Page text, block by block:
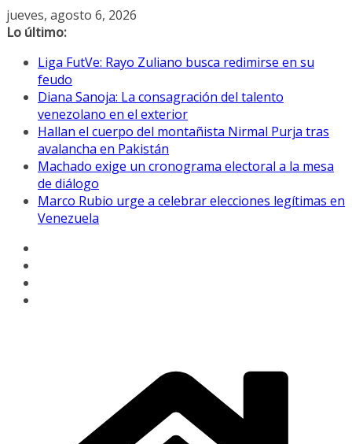
Saltar
al
jueves, agosto 6, 2026
Lo último:
Liga FutVe: Rayo Zuliano busca redimirse en su
feudo
Diana Sanoja: La consagración del talento
venezolano en el exterior
Hallan el cuerpo del montañista Nirmal Purja tras
avalancha en Pakistán
Machado exige un cronograma electoral a la mesa
de diálogo
Marco Rubio urge a celebrar elecciones legítimas en
Venezuela